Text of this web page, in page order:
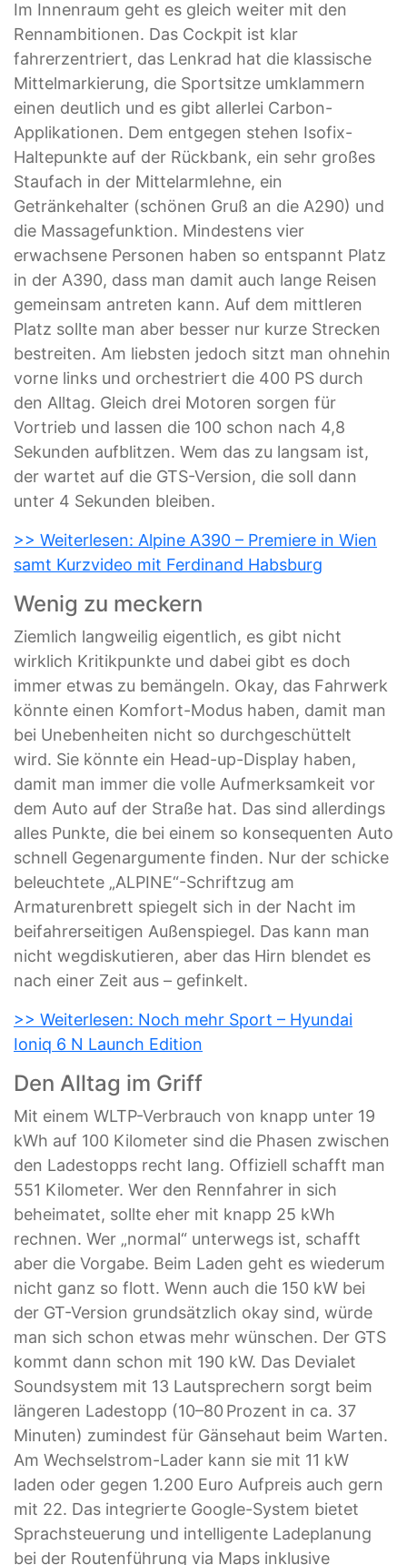
Im Innenraum geht es gleich weiter mit den
Renn­ambitionen. Das Cockpit ist klar
fahrerzentriert, das Lenkrad hat die klassische
Mittelmarkierung, die Sportsitze umklammern
einen deutlich und es gibt allerlei Carbon-
Applikationen. Dem entgegen stehen Isofix-
Haltepunkte auf der Rückbank, ein sehr großes
Staufach in der Mittelarmlehne, ein
Getränkehalter (schönen Gruß an die A290) und
die Massagefunktion. Mindestens vier
erwachsene Personen haben so entspannt Platz
in der A390, dass man damit auch lange Reisen
gemeinsam antreten kann. Auf dem mittleren
Platz sollte man aber besser nur kurze Strecken
bestreiten. Am liebsten jedoch sitzt man ohnehin
vorne links und orchestriert die 400 PS durch
den Alltag. Gleich drei Motoren sorgen für
Vortrieb und lassen die 100 schon nach 4,8
Sekunden aufblitzen. Wem das zu langsam ist,
der wartet auf die GTS-Version, die soll dann
unter 4 Sekunden bleiben.
>> Weiterlesen: Alpine A390 – Premiere in Wien
samt Kurzvideo mit Ferdinand Habsburg
Wenig zu meckern
Ziemlich langweilig eigentlich, es gibt nicht
wirklich Kritikpunkte und dabei gibt es doch
immer etwas zu bemängeln. Okay, das Fahrwerk
könnte einen Komfort-Modus haben, damit man
bei Unebenheiten nicht so durchgeschüttelt
wird. Sie könnte ein Head-up-Display haben,
damit man immer die volle Aufmerksamkeit vor
dem Auto auf der Straße hat. Das sind allerdings
alles Punkte, die bei einem so konsequenten Auto
schnell Gegenargumente finden. Nur der schicke
beleuchtete „ALPINE“-Schriftzug am
Armaturenbrett spiegelt sich in der Nacht im
beifahrerseitigen Außenspiegel. Das kann man
nicht wegdiskutieren, aber das Hirn blendet es
nach einer Zeit aus – gefinkelt.
>> Weiterlesen: Noch mehr Sport – Hyundai
Ioniq 6 N Launch Edition
Den Alltag im Griff
Mit einem WLTP-Verbrauch von knapp unter 19
kWh auf 100 Kilometer sind die Phasen zwischen
den Ladestopps recht lang. Offiziell schafft man
551 Kilometer. Wer den Rennfahrer in sich
beheimatet, sollte eher mit knapp 25 kWh
rechnen. Wer „normal“ unterwegs ist, schafft
aber die Vorgabe. Beim Laden geht es wiederum
nicht ganz so flott. Wenn auch die 150 kW bei
der GT-Version grundsätzlich okay sind, würde
man sich schon etwas mehr wünschen. Der GTS
kommt dann schon mit 190 kW. Das Devialet
Soundsystem mit 13 Lautsprechern sorgt beim
längeren Ladestopp (10–80 Prozent in ca. 37
Minuten) zumindest für Gänsehaut beim Warten.
Am Wechselstrom-Lader kann sie mit 11 kW
laden oder gegen 1.200 Euro Aufpreis auch gern
mit 22. Das integrierte Google-System bietet
Sprachsteuerung und intelligente Ladeplanung
bei der Routenführung via Maps inklusive